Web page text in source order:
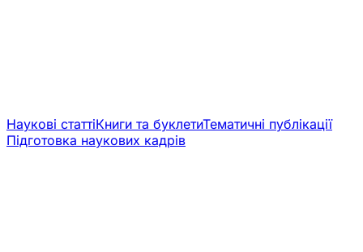
Наукові статтіКниги та буклетиТематичні публікації
Підготовка наукових кадрів